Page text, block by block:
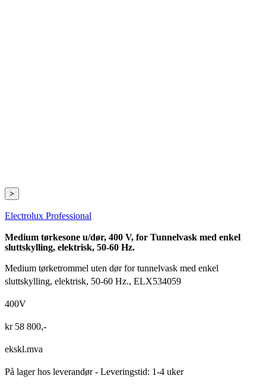
>
Electrolux Professional
Medium tørkesone u/dør, 400 V, for Tunnelvask med enkel
sluttskylling, elektrisk, 50-60 Hz.
Medium tørketrommel uten dør for tunnelvask med enkel
sluttskylling, elektrisk, 50-60 Hz., ELX534059
400V
kr58 800,-
ekskl.mva
På lager hos leverandør- Leveringstid: 1-4 uker